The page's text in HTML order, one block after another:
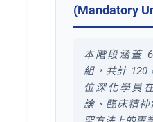
(Mandatory
本階段涵蓋
組，共計 120
位深化學員
論、臨床精